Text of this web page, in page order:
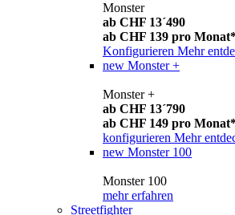
Monster
ab CHF 13´490
ab CHF 139 pro
Konfigurieren Mehr
new Monster +
Monster +
ab CHF 13´790
ab CHF 149 pro
konfigurieren Mehr
new Monster 100
Monster 100
mehr erfahren
Streetfighter